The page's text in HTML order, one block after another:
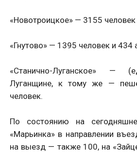
«Новотроицкое» — 3155
«Гнутово» — 1395 человек и 434
«Станично-Луганское» —
Луганщине, к тому же —
человек.
По состоянию на
«Марьинка» в направлении
на выезд — также 100, на